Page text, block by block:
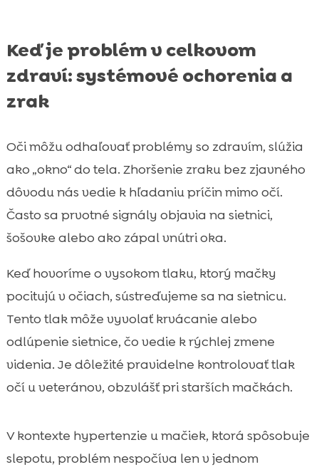
Keď je problém v celkovom
zdraví: systémové ochorenia a
zrak
Oči môžu odhaľovať problémy so zdravím, slúžia
ako „okno“ do tela. Zhoršenie zraku bez zjavného
dôvodu nás vedie k hľadaniu príčin mimo očí.
Často sa prvotné signály objavia na sietnici,
šošovke alebo ako zápal vnútri oka.
Keď hovoríme o vysokom tlaku, ktorý mačky
pocitujú v očiach, sústreďujeme sa na sietnicu.
Tento tlak môže vyvolať krvácanie alebo
odlúpenie sietnice, čo vedie k rýchlej zmene
videnia. Je dôležité pravidelne kontrolovať tlak
očí u veteránov, obzvlášť pri starších mačkách.
V kontexte hypertenzie u mačiek, ktorá spôsobuje
slepotu, problém nespočíva len v jednom